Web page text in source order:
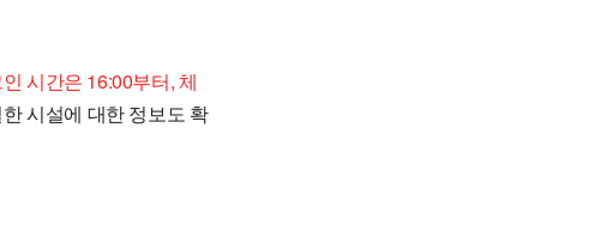
시간은 16:00부터, 체
시설에 대한 정보도 확